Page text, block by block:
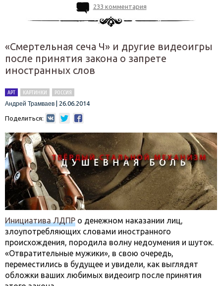
233 комментария
«Смертельная сеча Ч» и другие видеоигры
после принятия закона о запрете
иностранных слов
АРТ КАРТИНКИ
РОССИЯ
Андрей Трамваев | 26.06.2014
Поделиться:
Инициатива ЛДПР о денежном наказании лиц,
злоупотребляющих словами иностранного
происхождения, породила волну недоумения и шуток.
«Отвратительные мужики», в свою очередь,
переместились в будущее и увидели, как выглядят
обложки ваших любимых видеоигр после принятия